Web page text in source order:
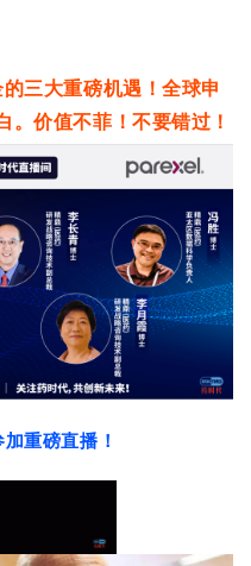
三大重磅机遇！全球申
。价值不菲！不要错过！
重磅直播！